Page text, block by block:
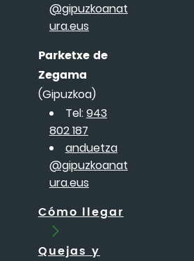
@gipuzkoanat
ura.eus
Parketxe de
Zegama
(Gipuzkoa)
Tel:943
802 187
anduetza
@gipuzkoanat
ura.eus
Cómo llegar
Quejas y